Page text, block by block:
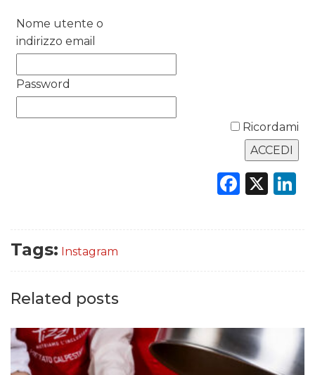
NORMATIVE
TREND
Nome utente o
indirizzo email
Password
Ricordami
X
Tags: Instagram
Related posts